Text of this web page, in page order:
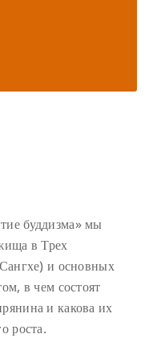
буддизма» мы
в Трех
и основных
в чем состоят
и какова их
роста.